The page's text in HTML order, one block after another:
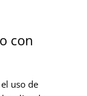
con
uso de